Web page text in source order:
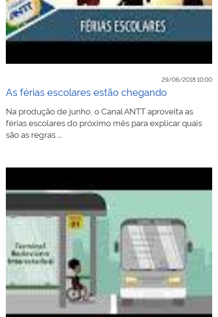
29/06/2018 10:00
As férias escolares estão chegando
Na produção de junho, o Canal ANTT aproveita as
férias escolares do próximo mês para explicar quais
são as regras ...